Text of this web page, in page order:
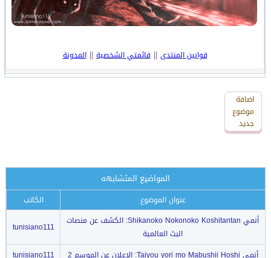
قوانين المنتدى ||قائمتي الشخصية||المدونة
اضافة
رد
جديد
اضافة
موضوع
جديد
المواضيع المتشابهه
عنوان الموضوع
الكاتب
أنمي Shikanoko Nokonoko Koshitantan: الكشف عن منصات
البث العالمية
tunisiano111
أنمي Taiyou yori mo Mabushii Hoshi: الإعلان عن الموسم 2
tunisiano111